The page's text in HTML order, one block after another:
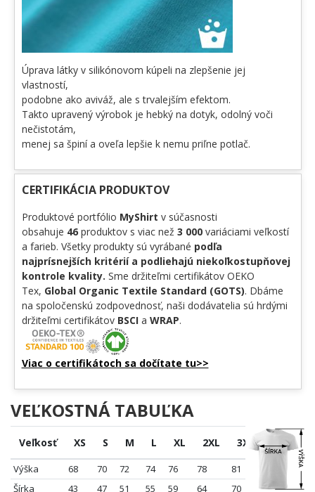
Úprava látky v silikónovom kúpeli na zlepšenie jej
vlastností,
podobne ako aviváž, ale s trvalejším efektom.
Takto upravený výrobok je hebký na dotyk, odolný voči
nečistotám,
menej sa špiní a oveľa lepšie k nemu priľne potlač.
CERTIFIKÁCIA PRODUKTOV
Produktové portfólio MyShirt v súčasnosti
obsahuje 46 produktov s viac než 3 000variáciami veľkostí
a farieb. Všetky produkty sú vyrábané podľa
najprísnejších kritérií a podliehajú niekoľkostupňovej
kontrole kvality. Sme držiteľmi certifikátov OEKO
Tex, Global Organic Textile Standard (GOTS). Dbáme
na spoločenskú zodpovednosť, naši dodávatelia sú hrdými
držiteľmi certifikátov BSCI a WRAP.
Viac o certifikátoch sa dočítate tu>>
VEĽKOSTNÁ TABUĽKA
Veľkosť XS S M L XL 2XL 3XL 4XL
Výška 68 70 72 74 76 78 81
Šírka
43 47 51 55 59 64 70 76